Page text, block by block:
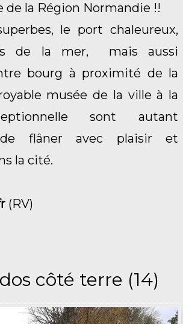
de la Région Normandie !!
le port chaleureux,
de la mer, mais aussi
bourg à proximité de la
musée de la ville à la
sont autant
de flâner avec plaisir et
la cité.
(RV)
côté terre (14)